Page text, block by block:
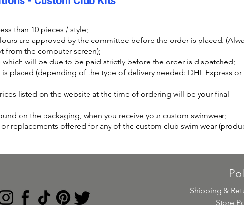
than 10 pieces / style;
are approved by the committee before the order is placed.
from the computer screen);
will be due to be paid strictly before the order is dispatched;
placed (depending of the type of delivery needed: DHL Express or
listed on the website at the time of ordering will be your final
on the packaging, when you receive your custom swimwear;
replacements offered for any of the custom club swim wear
Shipping &
Store